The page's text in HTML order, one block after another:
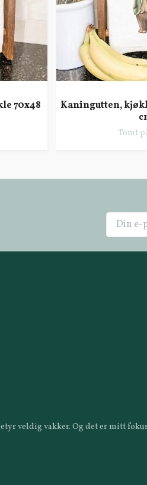
70x48
Kaningutten,
Tomt
veldig vakker. Og det er mitt